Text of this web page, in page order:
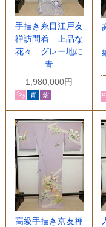
手描き糸目江戸友
禅訪問着 上品な
花々 グレー地に
青
1,980,000円
高級手描き京友禅